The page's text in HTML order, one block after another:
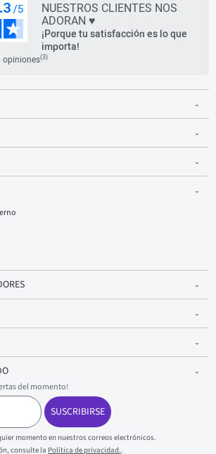
NUESTROS CLIENTES NOS
ADORAN ♥
¡Porque tu satisfacción es lo que
importa!
opiniones(3)
del momento!
SUSCRIBIRSE
momento en nuestros correos electrónicos.
consulte la Política de privacidad..